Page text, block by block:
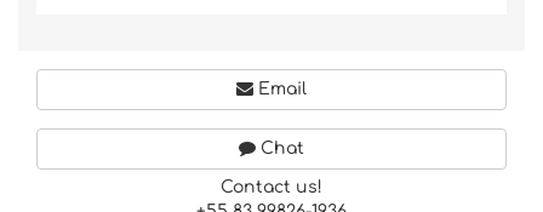
Email
Chat
Contact us!